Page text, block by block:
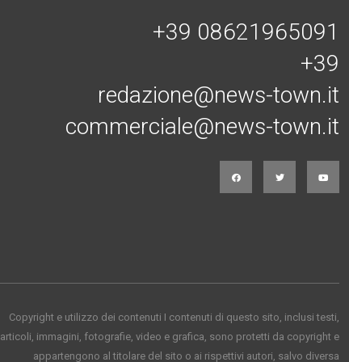
+39 08621965091
+39
redazione@news-town.it
commerciale@news-town.it
Copyright e utilizzo dei contenuti I contenuti di questo sito, inclusi testi,
articoli, immagini, fotografie, video e grafica, sono protetti da copyright e
appartengono al titolare del sito o ai rispettivi autori, salvo diversa